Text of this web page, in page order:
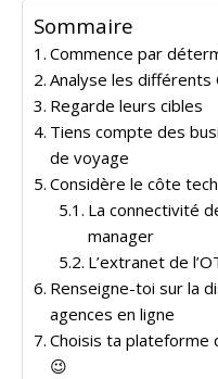
Sommaire
Commence par
Analyse les différents
Regarde leurs cibles
Tiens compte des
de voyage
Considère le côte
La connectivité
manager
L’extranet de
Renseigne-toi sur la
agences en ligne
Choisis ta plateforme
😉